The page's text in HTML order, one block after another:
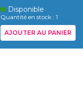
Disponible
Quantité en stock : 1
AJOUTER AU PANIER